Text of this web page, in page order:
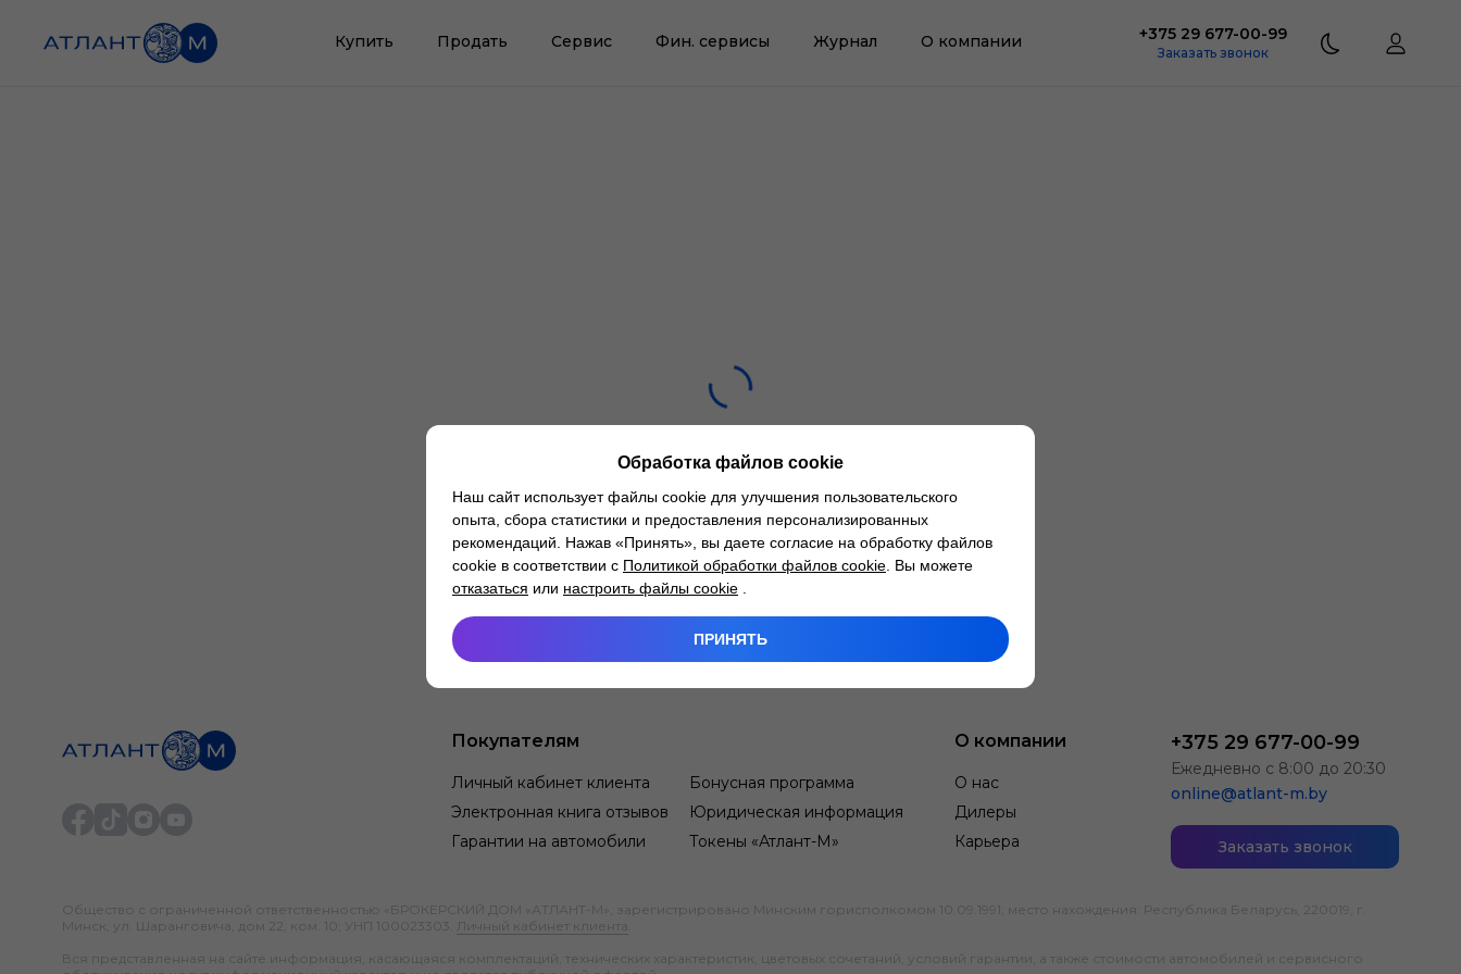
Купить Продать Сервис Фин. сервисы Журнал О компании +375 29 677-00-99
Заказать звонок
Покупателям
Личный кабинет клиента
Бонусная программа
Электронная книга отзывов
Юридическая информация
Гарантии на автомобили
Токены «Атлант-М»
О компании
О нас
Дилеры
Карьера
+375 29 677-00-99
Ежедневно с 8:00 до 20:30
online@atlant-m.by
Заказать звонок
Общество с ограниченной ответственностью «БРОКЕРСКИЙ ДОМ «АТЛАНТ-М», зарегистрировано Минским горисполкомом 10.09.1991; место нахождения: Республика Беларусь, 220019, г.
Минск, ул. Шаранговича, дом 22, ком. 10; УНП 100023303.
Личный кабинет клиента
Вся представленная на сайте информация, касающаяся комплектаций, технических характеристик, цветовых сочетаний, условий гарантии, а также стоимости автомобилей и сервисного
Обработка файлов cookie
Наш сайт использует файлы cookie для улучшения пользовательского
опыта, сбора статистики и предоставления персонализированных
рекомендаций. Нажав «Принять», вы даете согласие на обработку файлов
cookie в соответствии с Политикой обработки файлов cookie . Вы можете
отказаться или настроить файлы cookie
ПРИНЯТЬ